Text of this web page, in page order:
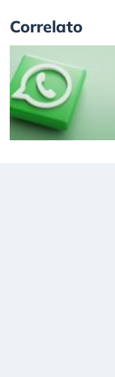
Correlato